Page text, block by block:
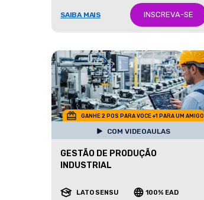
SAIBA MAIS INSCREVA-SE
GANHE 2 POS PARA VOCE +1 PARA UM AMIGO
COM VIDEOAULAS
GESTÃO DE PRODUÇÃO
INDUSTRIAL
LATO SENSU 100% EAD